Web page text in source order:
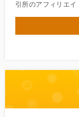
引所のアフィリエイ